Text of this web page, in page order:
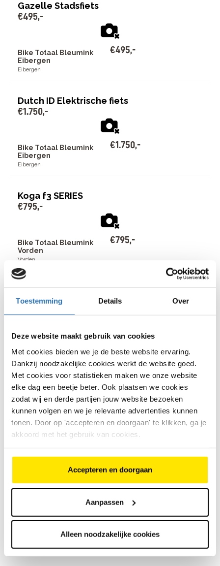
Toestemming Details Over
Deze website maakt gebruik van cookies
Met cookies bieden we je de beste website ervaring.
Dankzij noodzakelijke cookies werkt de website goed.
Met cookies voor statistieken maken we onze website
elke dag een beetje beter. Ook plaatsen we cookies
zodat wij en derde partijen jouw website bezoeken
kunnen volgen en we je relevante advertenties kunnen
tonen. Door op 'accepteren en doorgaan' te klikken, ga je
akkoord met het gebruik van cookies.
Accepteren en doorgaan
Aanpassen
Alleen noodzakelijke cookies
Gazelle Stadsfiets
€495,-
Bike Totaal Bleumink
Eibergen
Eibergen
€495,-
Dutch ID Elektrische fiets
€1 .750,-
Bike Totaal Bleumink
Eibergen
Eibergen
€1 .750,-
Koga f3 SERIES
€795,-
Bike Totaal Bleumink
Vorden
Vorden
€795,-
Gazelle Elektrische fiets
€1.950,-
Bike Totaal Bleumink
Eibergen
€1.950,-
Puky Kinderfiets 16
€250,-
Bike Totaal Bleumink
Eibergen
250 -
Cube Touring Hybrid Pro D54
€1.199,-
Lichtenvoorde